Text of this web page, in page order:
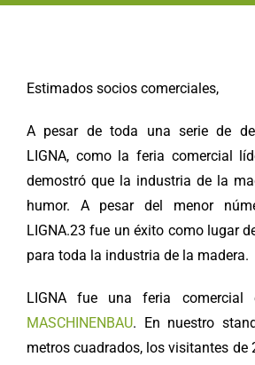
Estimados socios comerciales,
A pesar de toda una serie de
LIGNA, como la feria comercial
demostró que la industria de la
humor. A pesar del menor
LIGNA.23 fue un éxito como lugar
para toda la industria de la madera.
LIGNA fue una feria comercial
MASCHINENBAU. En nuestro
metros cuadrados, los visitantes de